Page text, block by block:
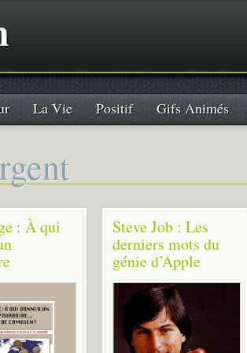
La Vie Positif Gifs Animés
: À qui
Steve Job : Les
derniers mots du
génie d’Apple